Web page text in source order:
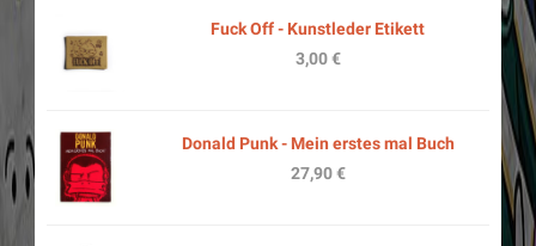
Fuck Off - Kunstleder Etikett
3,00€
Donald Punk - Mein erstes mal Buch
27,90€